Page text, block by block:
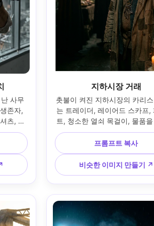
사무
존자,
츠, 외
원한
에서
클로즈
명한
적인 사
지하시장 거래
촛불이 켜진 지하시장의 카리
는 트레이더, 레이어드 스카프,
트, 청소한 열쇠 목걸이, 물품
는 배경 실루엣, 따뜻한 깜빡이
깊은 그림자, 50mm f/1.2로 캐
촬영, 미디엄 인물, 얕은 피사
필름 컬러, 초현실적인 피부
단 직조, 극적인 분위기 --
프롬프트 복사
비슷한 이미지 만들기 ↗